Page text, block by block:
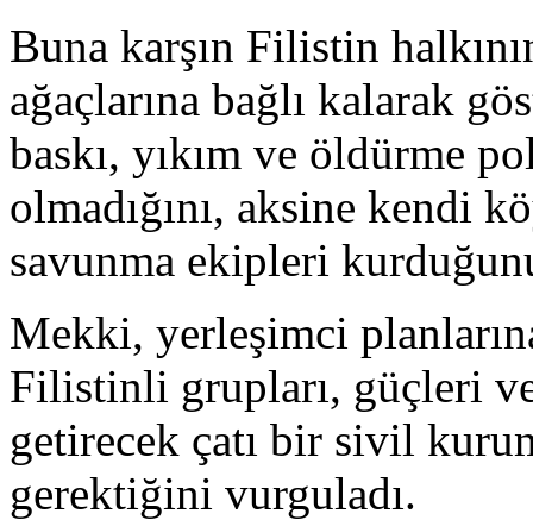
Buna karşın Filistin
ağaçlarına bağlı kalarak
baskı, yıkım ve öldürme
olmadığını, aksine kendi
savunma ekipleri
Mekki, yerleşimci
Filistinli grupları, güçleri
getirecek çatı bir sivil
gerektiğini vurguladı.